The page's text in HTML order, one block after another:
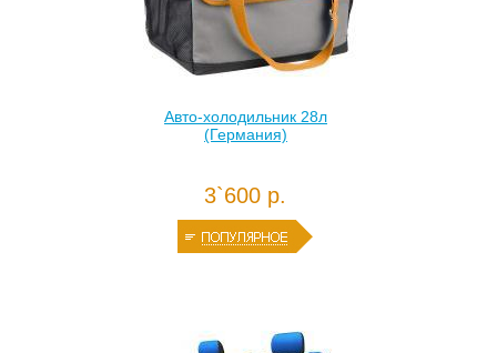
Авто-холодильник 28л
(Германия)
3`600 р.